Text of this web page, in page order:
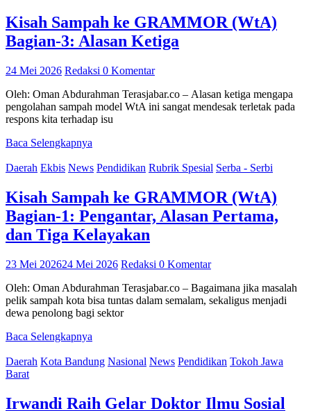
Kisah Sampah ke GRAMMOR (WtA)
Bagian-3: Alasan Ketiga
24 Mei 2026 Redaksi 0 Komentar
Oleh: Oman Abdurahman Terasjabar.co – Alasan ketiga mengapa
pengolahan sampah model WtA ini sangat mendesak terletak pada
respons kita terhadap isu
Baca Selengkapnya
Daerah Ekbis News Pendidikan Rubrik Spesial Serba - Serbi
Kisah Sampah ke GRAMMOR (WtA)
Bagian-1: Pengantar, Alasan Pertama,
dan Tiga Kelayakan
23 Mei 202624 Mei 2026 Redaksi 0 Komentar
Oleh: Oman Abdurahman Terasjabar.co – Bagaimana jika masalah
pelik sampah kota bisa tuntas dalam semalam, sekaligus menjadi
dewa penolong bagi sektor
Baca Selengkapnya
Daerah Kota Bandung Nasional News Pendidikan Tokoh Jawa
Barat
Irwandi Raih Gelar Doktor Ilmu Sosial